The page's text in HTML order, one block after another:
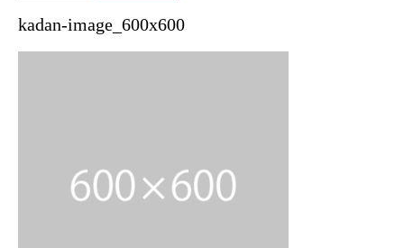
kadan-image_600x600